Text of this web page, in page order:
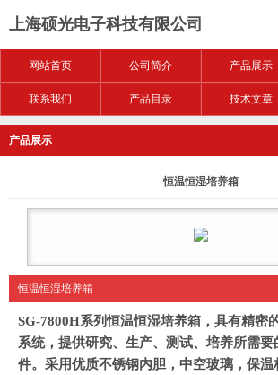
上海硕光电子科技有限公司
网站首页 公司简介 产品展示
联系我们 产品目录 技术文章
产品展示
恒温恒湿培养箱
恒温恒湿培养箱
SG-7800H系列恒温恒湿培养箱 ，具有精密
系统，提供研究、生产、测试、培养所需
件。采用优质不锈钢内胆，中空玻璃，保